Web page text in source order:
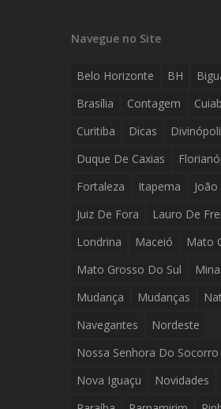
Navegue no Site
Belo Horizonte BH
Brasília
Contagem
Curitiba
Dicas
Duque De Caxias
Fortaleza
Itapema
Juiz De Fora
Lauro De
Londrina
Maceió
Mato
Mato Grosso Do Sul
Mudança
Mudanças
Navegantes
Nordeste
Nossa Senhora Do Socorro
Nova Iguaçu
Novidades